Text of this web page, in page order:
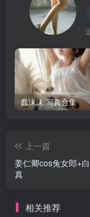
蠢沫沫 写真合集
上一篇
姜仁卿cos兔女郎+
真
相关推荐